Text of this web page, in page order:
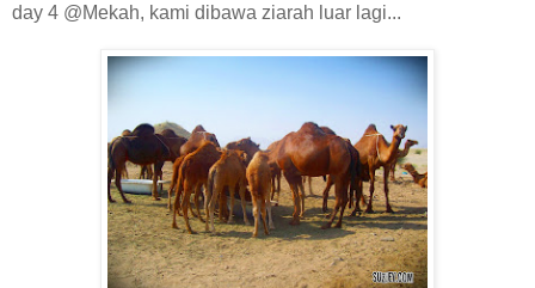
day 4 @Mekah, kami dibawa ziarah luar lagi...